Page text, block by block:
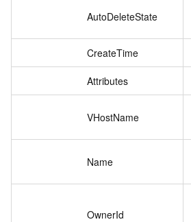
AutoDeleteState
CreateTime
Attributes
VHostName
Name
OwnerId